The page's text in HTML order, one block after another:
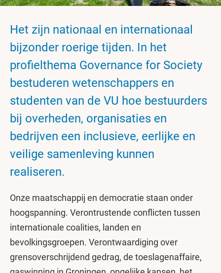
Het zijn nationaal en internationaal
bijzonder roerige tijden. In het
profielthema Governance for Society
bestuderen wetenschappers en
studenten van de VU hoe bestuurders
bij overheden, organisaties en
bedrijven een inclusieve, eerlijke en
veilige samenleving kunnen
realiseren.
Onze maatschappij en democratie staan onder
hoogspanning. Verontrustende conflicten tussen
internationale coalities, landen en
bevolkingsgroepen. Verontwaardiging over
grensoverschrijdend gedrag, de toeslagenaffaire,